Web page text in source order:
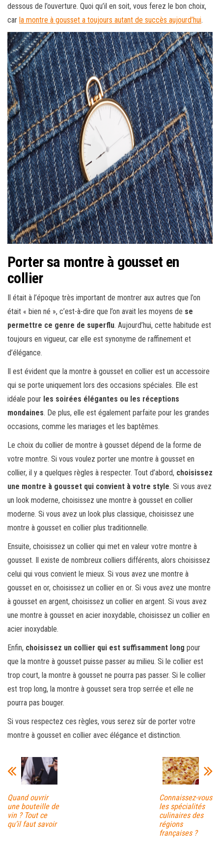
dessous de l’ouverture. Quoi qu’il en soit, vous ferez le bon choix,
car la montre à gousset a toujours autant de succès aujourd’hui.
Porter sa montre à gousset en
collier
Il était à l’époque très important de montrer aux autres que l’on
était « bien né », c’est-à-dire que l’on avait les moyens de se
permettre ce genre de superflu. Aujourd’hui, cette habitude est
toujours en vigueur, car elle est synonyme de raffinement et
d’élégance.
Il est évident que la montre à gousset en collier est un accessoire
qui se porte uniquement lors des occasions spéciales. Elle est
idéale pour les soirées élégantes ou les réceptions
mondaines. De plus, elle est également parfaite pour les grandes
occasions, comme les mariages et les baptêmes.
Le choix du collier de montre à gousset dépend de la forme de
votre montre. Si vous voulez porter une montre à gousset en
collier, il y a quelques règles à respecter. Tout d’abord, choisissez
une montre à gousset qui convient à votre style. Si vous avez
un look moderne, choisissez une montre à gousset en collier
moderne. Si vous avez un look plus classique, choisissez une
montre à gousset en collier plus traditionnelle.
Ensuite, choisissez un collier qui met en valeur votre montre à
gousset. Il existe de nombreux colliers différents, alors choisissez
celui qui vous convient le mieux. Si vous avez une montre à
gousset en or, choisissez un collier en or. Si vous avez une montre
à gousset en argent, choisissez un collier en argent. Si vous avez
une montre à gousset en acier inoxydable, choisissez un collier en
acier inoxydable.
Enfin, choisissez un collier qui est suffisamment long pour
que la montre à gousset puisse passer au milieu. Si le collier est
trop court, la montre à gousset ne pourra pas passer. Si le collier
est trop long, la montre à gousset sera trop serrée et elle ne
pourra pas bouger.
Si vous respectez ces règles, vous serez sûr de porter votre
montre à gousset en collier avec élégance et distinction.
Quand ouvrir
une bouteille de
vin ? Tout ce
qu’il faut savoir
Connaissez-vous
les spécialités
culinaires des
régions
françaises ?